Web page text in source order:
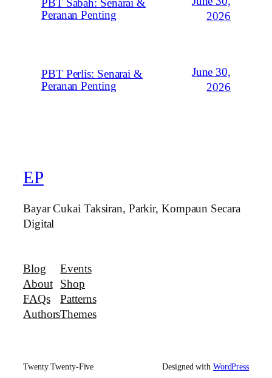
PBT Sabah: Senarai &
Peranan Penting
2026
PBT Perlis: Senarai &
Peranan Penting
June 30,
2026
EP
Bayar Cukai Taksiran, Parkir, Kompaun Secara
Digital
Blog
About
FAQs
Authors
Events
Shop
Patterns
Themes
Twenty Twenty-Five Designed with WordPress